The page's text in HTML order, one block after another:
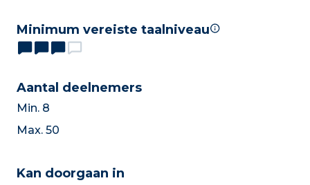
Minimum vereiste taalniveau
Aantal deelnemers
Min. 8
Max. 50
Kan doorgaan in